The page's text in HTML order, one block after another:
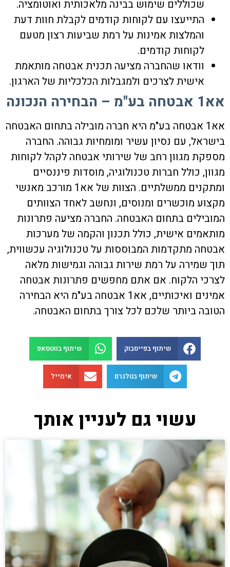
שכוללים שימוש בבינה מלאכותית ואוטומציה.
התייעצו עם לקוחות קודמים לקבלת חוות דעת
והמלצות אמינות על רמת שביעות רצון מטעם
לקוחות קודמים.
וודאו שהחברה מציעה תכנית אבטחה מותאמת
אישית לצרכים ולמגבלות הכלכליות של הארגון.
אא1 אבטחה בע"מ – הבחירה הנכונה
אא1 אבטחה בע"מ היא חברה מובילה בתחום האבטחה
בישראל, עם נסיון עשיר ומומחיות גבוהה. החברה
מספקת מגוון רחב של שירותי אבטחה לקהל לקוחות
מגוון, כולל חברות טכנולוגיה, מוסדות פיננסיים
ומתקנים ממשלתיים. הצוות של אא1 מורכב מאנשי
מקצוע מוכשרים ומנוסים, ונחשב לאחד הצוותים
המובילים בתחום האבטחה. החברה מציעה פתרונות
מותאמים אישית, כולל תכנון והקמה של מערכות
אבטחה מתקדמות המבוססות על טכנולוגיה עכשווית,
תוך שמירה על רמת שירות גבוהה וגמישות מלאה
לצרכי הלקוח. אם אתם מחפשים פתרונות אבטחה
אמינים ואיכותיים, אא1 אבטחה בע"מ היא הבחירה
הטובה ביותר שלכם לכל צורך בתחום האבטחה.
שיתוף בפייסבוק שיתוף בווטסאפ
שיתוף בטלגרם אימייל
עשוי גם לעניין אותך